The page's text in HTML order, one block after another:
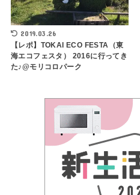
2019.03.26
【レポ】TOKAI ECO FESTA（東
海エコフェスタ） 2016に行ってき
た♪@モリコロパーク